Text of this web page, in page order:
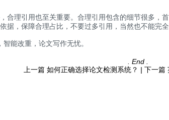
理引用也至关重要。合理引用包含的细节很多，
据，保障合理占比，不要过多引用，当然也不能完
，智能改重，论文写作无忧。
. End .
上一篇 如何正确选择论文检测系统？ | 下一篇